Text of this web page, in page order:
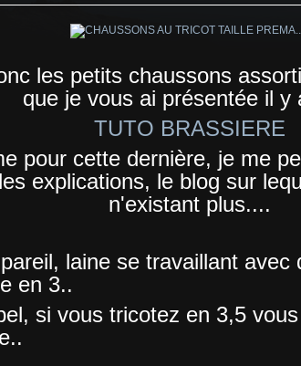
les petits chaussons
que je vous ai présentée il y
TUTO BRASSIERE
pour cette dernière, je me
explications, le blog sur
n'existant plus....
laine se travaillant avec
en 3..
si vous tricotez en 3,5